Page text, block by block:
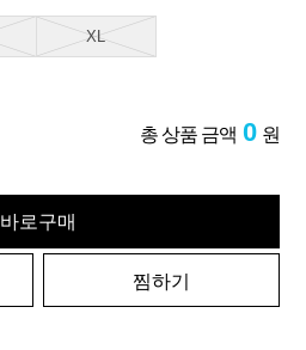
XL
총 상품 금액 0 원
바로구매
찜하기